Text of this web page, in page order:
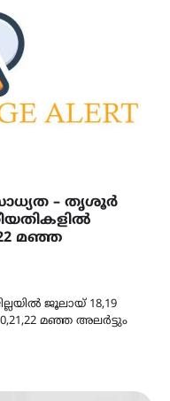
– തൃശൂർ
മഞ്ഞ
ജൂലായ് 18,19
മഞ്ഞ അലർട്ടും